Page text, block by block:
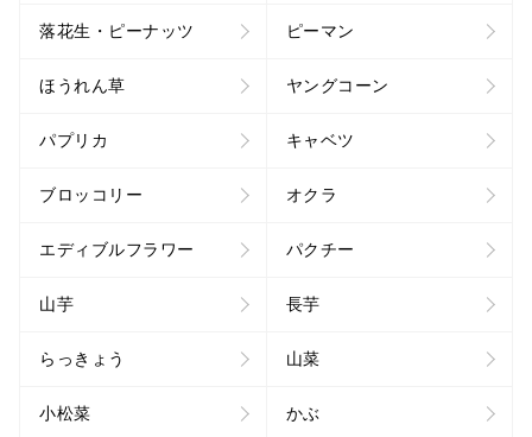
落花生・ピーナッツ ピーマン
ほうれん草 ヤングコーン
パプリカ キャベツ
ブロッコリー オクラ
エディブルフラワー パクチー
山芋 長芋
らっきょう 山菜
小松菜 かぶ